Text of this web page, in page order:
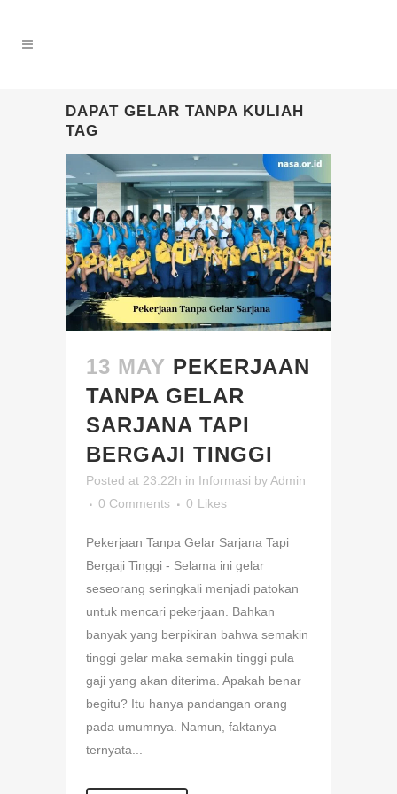
DAPAT GELAR TANPA KULIAH
TAG
13 MAY PEKERJAAN
TANPA GELAR
SARJANA TAPI
BERGAJI TINGGI
Posted at 23:22h in Informasi byAdmin
0 Comments
0 Likes
Pekerjaan Tanpa Gelar Sarjana Tapi
Bergaji Tinggi - Selama ini gelar
seseorang seringkali menjadi patokan
untuk mencari pekerjaan. Bahkan
banyak yang berpikiran bahwa semakin
tinggi gelar maka semakin tinggi pula
gaji yang akan diterima. Apakah benar
begitu? Itu hanya pandangan orang
pada umumnya. Namun, faktanya
ternyata...